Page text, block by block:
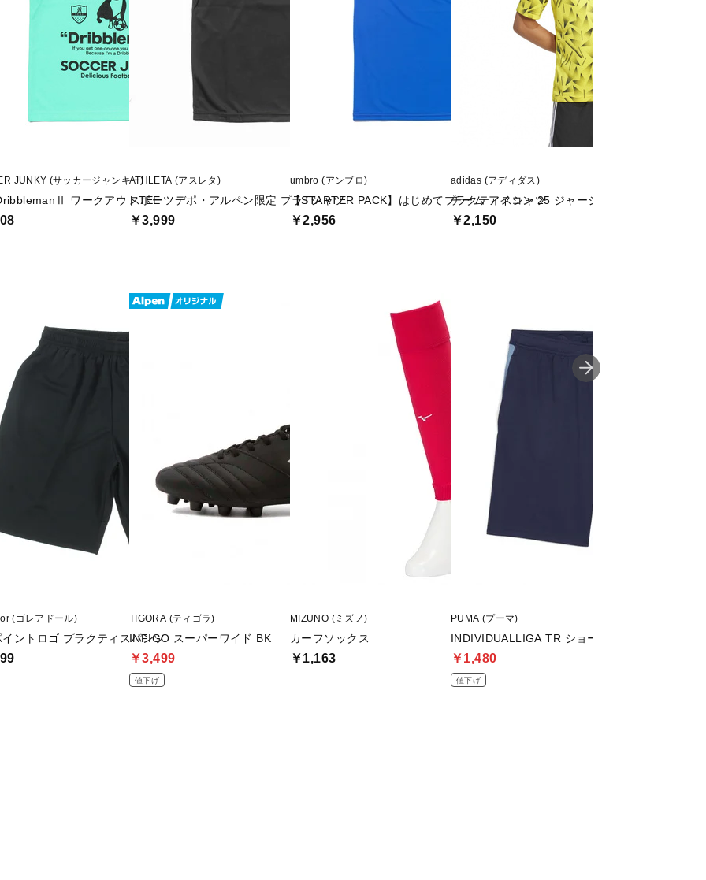
JUNKY (サッカージャンキー)
ワークアウトTEE
ATHLETA (アスレタ)
スポーツデポ・アルペン限定 プラTシャツ
￥3,999
umbro (アンブロ)
【STARTER PACK】はじめてプラクティスシャツ
￥2,956
adidas (アディダス)
チーム アイコン 25 ジャージー キッズ
￥2,150
(ゴレアドール)
イントロゴ プラクティスパンツ
TIGORA (ティゴラ)
INFIGO スーパーワイド BK
￥3,499
値下げ
MIZUNO (ミズノ)
カーフソックス
￥1,163
PUMA (プーマ)
INDIVIDUALLIGA TR ショーツ 2 OP
￥1,480
値下げ